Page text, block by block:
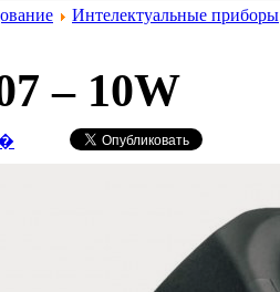
Интелектуальные приборы
– 10W